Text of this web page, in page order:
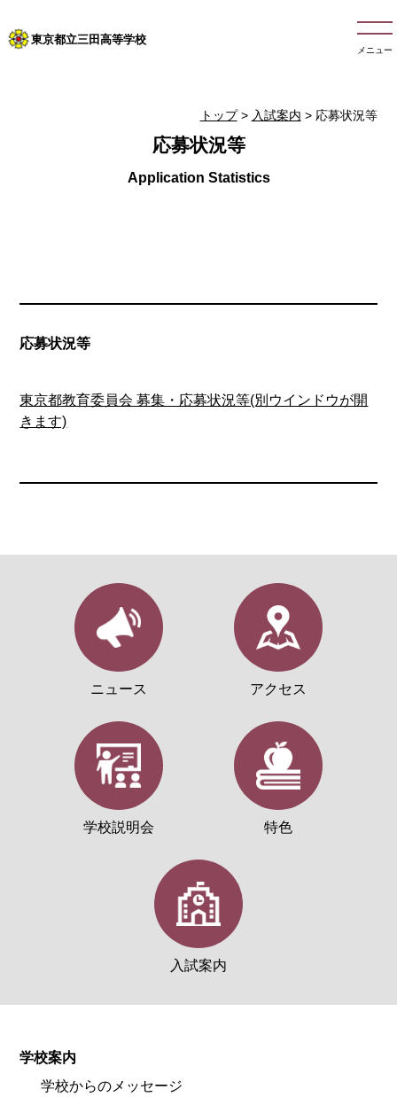
東京都立三田高等学校
メニュー
トップ> 入試案内 > 応募状況等
応募状況等
応募状況等
東京都教育委員会 募集・応募状況等(別ウインドウが開
きます)
ニュース アクセス
学校説明会 特色
入試案内
学校案内
学校からのメッセージ